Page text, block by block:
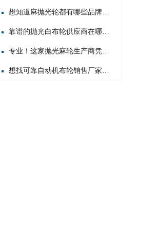
想知道麻抛光轮都有哪些品牌？这里为你揭晓热门之选！
靠谱的抛光白布轮供应商在哪？这几家值得你重点关注！
专业！这家抛光麻轮生产商凭啥在行业内脱颖而出？
想找可靠自动机布轮销售厂家？这几家值得你重点关注！